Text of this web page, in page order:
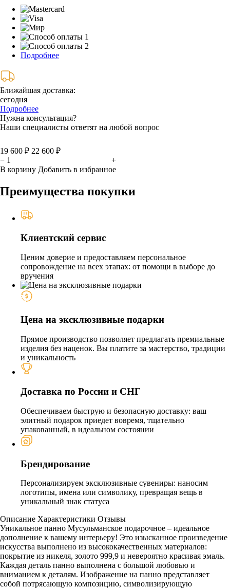
Подробнее
Ближайшая доставка:
сегодня
Подробнее
Нужна консультация?
Наши специалисты ответят на любой вопрос
19 600 ₽ 22 600 ₽
−
+
В корзину Добавить в избранное
Преимущества покупки
Клиентский сервис
Ценим доверие и предоставляем персональное
сопровождение на всех этапах: от помощи в выборе до
вручения
Цена на эксклюзивные подарки
Прямое производство позволяет предлагать премиальные
изделия без наценок. Вы платите за мастерство, традиции
и уникальность
Доставка по России и СНГ
Обеспечиваем быструю и безопасную доставку: ваш
элитный подарок приедет вовремя, тщательно
упакованный, в идеальном состоянии
Брендирование
Персонализируем эксклюзивные сувениры: наносим
логотипы, имена или символику, превращая вещь в
уникальный знак статуса
Описание Характеристики Отзывы
Уникальное панно Мусульманское подарочное – идеальное
дополнение к вашему интерьеру! Это изысканное произведение
искусства выполнено из высококачественных материалов:
покрытие из никеля, золото 999,9 и невероятно красивая эмаль.
Каждая деталь панно выполнена с большой любовью и
вниманием к деталям. Изображение на панно представляет
собой потрясающую композицию, символизирующую